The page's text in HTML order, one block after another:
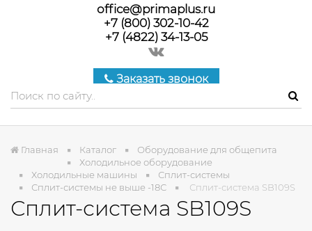
office@primaplus.ru
+7 (800) 302-10-42
+7 (4822) 34-13-05
Заказать звонок
Главная Каталог
Оборудование для общепита
Холодильное оборудование
Холодильные машины
Сплит-системы
Сплит-системы не выше -18С
Сплит-система SB109S
Сплит-система SB109S